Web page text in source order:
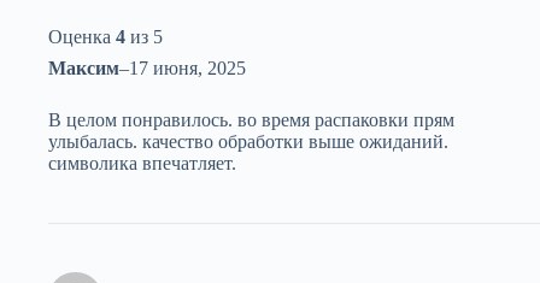
Оценка 4 из 5
Максим–17 июня, 2025
В целом понравилось. во время распаковки прям
улыбалась. качество обработки выше ожиданий.
символика впечатляет.